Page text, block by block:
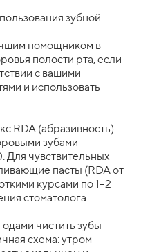
зубной
помощником в
полости рта, если
с вашими
и использовать
RDA (абразивность).
зубами
Для чувствительных
пасты (RDA от
курсами по 1–2
стоматолога.
чистить зубы
схема: утром